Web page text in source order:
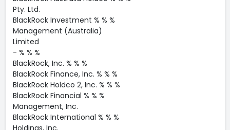
Pty. Ltd.
BlackRock Investment % % %
Management (Australia)
Limited
- % % %
BlackRock, Inc. % % %
BlackRock Finance, Inc. % % %
BlackRock Holdco 2, Inc. % % %
BlackRock Financial % % %
Management, Inc.
BlackRock International % % %
Holdings, Inc.